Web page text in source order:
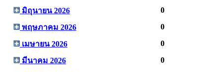
มิถุนายน 2026 0
พฤษภาคม 2026 0
เมษายน 2026 0
มีนาคม 2026 0